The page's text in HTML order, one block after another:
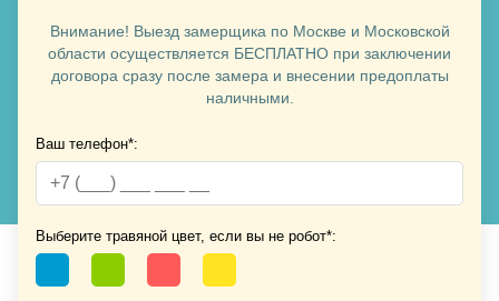
Хочу такую
Хочу такую
Внимание! Выезд замерщика по Москве и Московской
области осуществляется БЕСПЛАТНО при заключении
договора сразу после замера и внесении предоплаты
наличными.
Ваш телефон*:
Выберите травяной цвет, если вы не робот*: